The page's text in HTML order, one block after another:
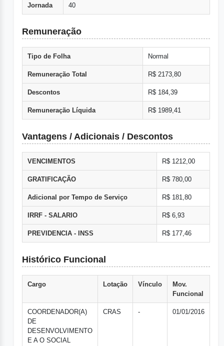
Jornada 40
Remuneração
Tipo de Folha Normal
Remuneração Total R$ 2173,80
Descontos R$ 184,39
Remuneração Líquida R$ 1989,41
Vantagens / Adicionais / Descontos
VENCIMENTOS R$ 1212,00
GRATIFICAÇÃO R$ 780,00
Adicional por Tempo de Serviço R$ 181,80
IRRF - SALARIO R$ 6,93
PREVIDENCIA - INSS R$ 177,46
Histórico Funcional
Cargo Lotação Vínculo
Mov.
Funcional
COORDENADOR(A)
DE
DESENVOLVIMENTO
E A O SOCIAL
CRAS - 01/01/2016